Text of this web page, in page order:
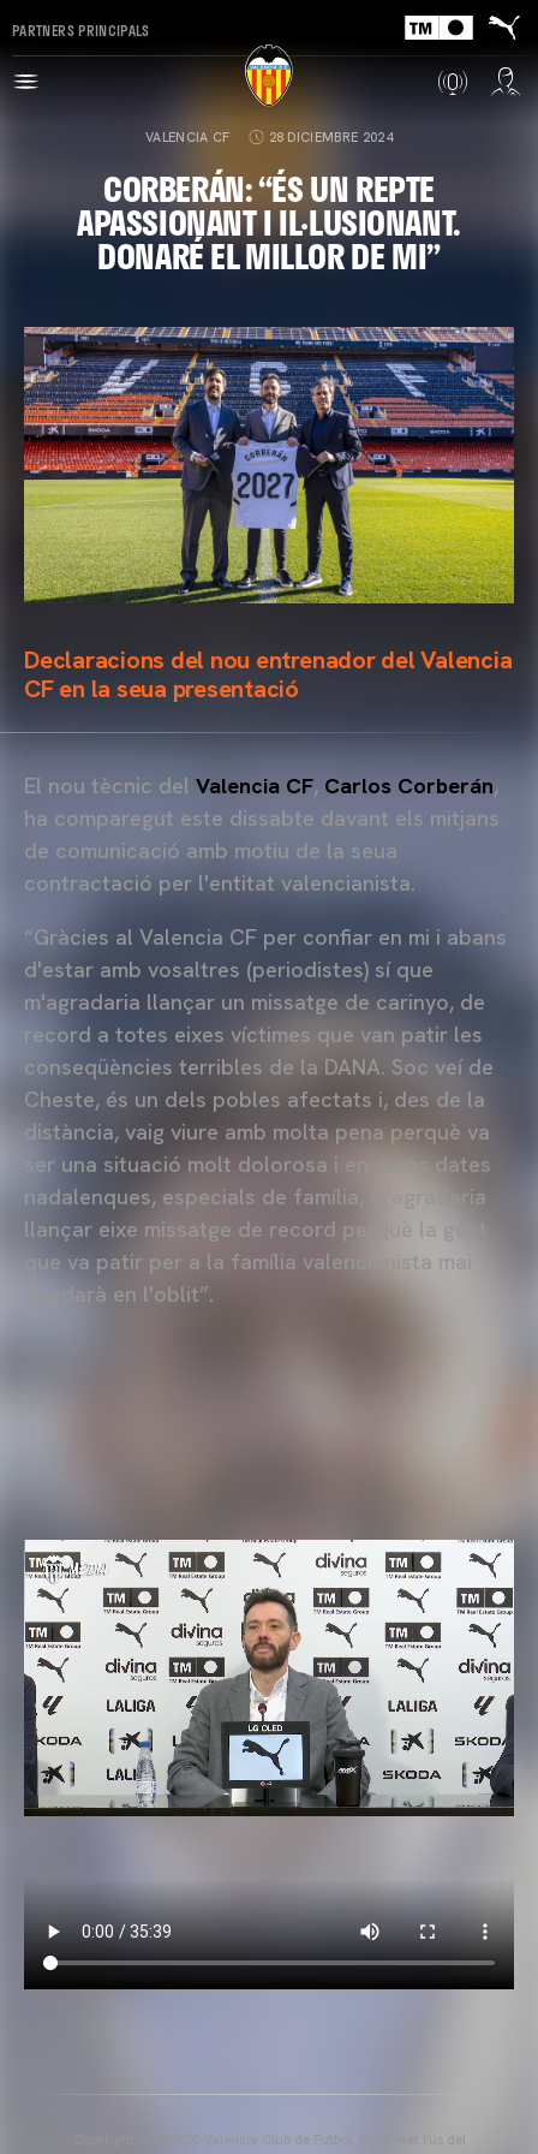
PARTNERS PRINCIPALS
VALENCIA CF 28 DICIEMBRE 2024
CORBERÁN: “ÉS UN REPTE
APASSIONANT I IL·LUSIONANT.
DONARÉ EL MILLOR DE MI”
Declaracions del nou entrenador del Valencia
CF en la seua presentació
El nou tècnic del Valencia CF, Carlos Corberán,
ha comparegut este dissabte davant els mitjans
de comunicació amb motiu de la seua
contractació per l'entitat valencianista.
“Gràcies al Valencia CF per confiar en mi i abans
d'estar amb vosaltres (periodistes) sí que
m'agradaria llançar un missatge de carinyo, de
record a totes eixes víctimes que van patir les
conseqüències terribles de la DANA. Soc veí de
Cheste, és un dels pobles afectats i, des de la
distància, vaig viure amb molta pena perquè va
ser una situació molt dolorosa i en estes dates
nadalenques, especials de família, m'agradaria
llançar eixe missatge de record perquè la gent
que va patir per a la família valencianista mai
quedarà en l'oblit”.
Copyright 2013-2025 Valencia Club de Futbol. Es permet l'ús del